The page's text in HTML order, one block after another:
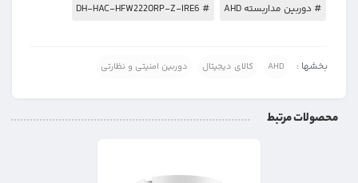
# دوربین مداربسته AHD
# DH-HAC-HFW2220RP-Z-IRE6
بخشها : AHD کالای دیجیتال دوربین امنیتی و نظارتی
محصولات مرتبط